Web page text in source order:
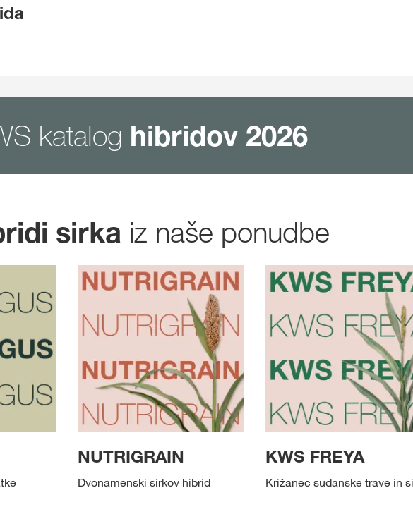
katalog hibridov 2026
sirka iz naše ponudbe
NUTRIGRAIN
Dvonamenski sirkov hibrid
KWS FREYA
Križanec sudanske trave in